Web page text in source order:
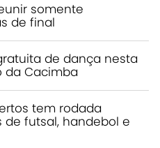
somente
de final
de dança nesta
da Cacimba
tem rodada
futsal, handebol e